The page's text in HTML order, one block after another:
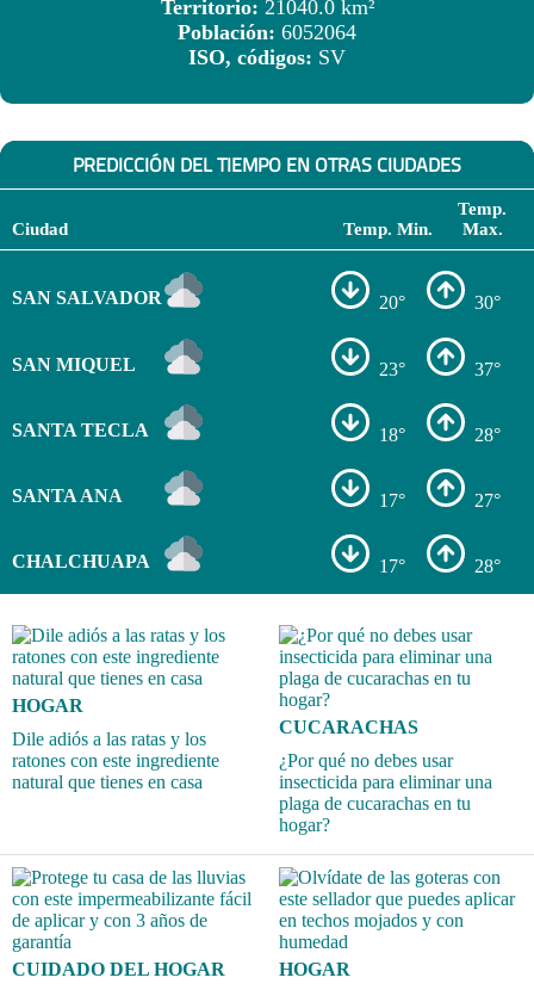
Territorio: 21040.0 km²
Población: 6052064
ISO, códigos: SV
PREDICCIÓN DEL TIEMPO EN OTRAS CIUDADES
Ciudad Temp. Min.
Temp.
Max.
SAN SALVADOR 20° 30°
SAN MIQUEL 23° 37°
SANTA TECLA 18° 28°
SANTA ANA 17° 27°
CHALCHUAPA 17° 28°
HOGAR
Dile adiós a las ratas y los
ratones con este ingrediente
natural que tienes en casa
CUCARACHAS
¿Por qué no debes usar
insecticida para eliminar una
plaga de cucarachas en tu
hogar?
CUIDADO DEL HOGAR
HOGAR